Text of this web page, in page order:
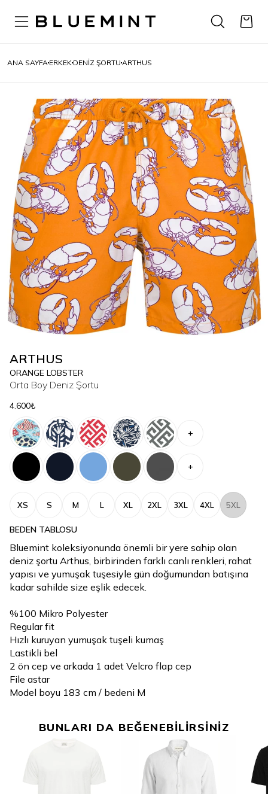
ANA SAYFA ERKEK DENIZ ŞORTU ARTHUS
ARTHUS
ORANGE LOBSTER
Orta Boy Deniz Şortu
4.600₺
+
+
XS S M L XL 2XL 3XL 4XL 5XL
BEDEN TABLOSU
Bluemint koleksiyonunda önemli bir yere sahip olan
deniz şortu Arthus, birbirinden farklı canlı renkleri, rahat
yapısı ve yumuşak tuşesiyle gün doğumundan batışına
kadar sahilde size eşlik edecek.
%100 Mikro Polyester
Regular fit
Hızlı kuruyan yumuşak tuşeli kumaş
Lastikli bel
2 ön cep ve arkada 1 adet Velcro flap cep
File astar
Model boyu 183 cm / bedeni M
BUNLARI DA BEĞENEBİLİRSİNİZ